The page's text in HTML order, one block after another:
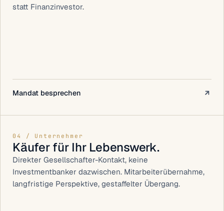
statt Finanzinvestor.
Mandat besprechen
04 / Unternehmer
Käufer für Ihr Lebenswerk.
Direkter Gesellschafter-Kontakt, keine
Investmentbanker dazwischen. Mitarbeiterübernahme,
langfristige Perspektive, gestaffelter Übergang.